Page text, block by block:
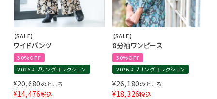
【SALE】
ワイドパンツ
30%OFF
2026スプリングコレクション
¥20,680のところ
¥14,476税込
【SALE】
8分袖ワンピース
30%OFF
2026スプリングコレクション
¥26,180のところ
¥18,326税込